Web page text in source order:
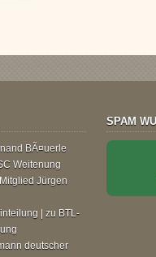
BÃ¤uerle
Weitenung
Jürgen
| zu BTL-
deutscher
SPAM